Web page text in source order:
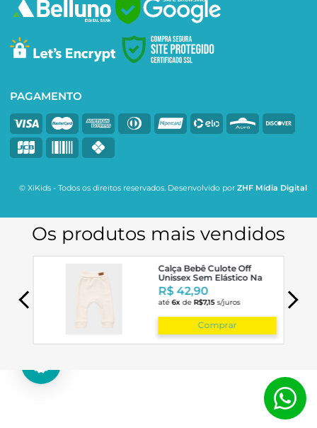
PAGAMENTO
© XiKids - Todos os direitos reservados. Desenvolvido por ZHF Mídia Digital